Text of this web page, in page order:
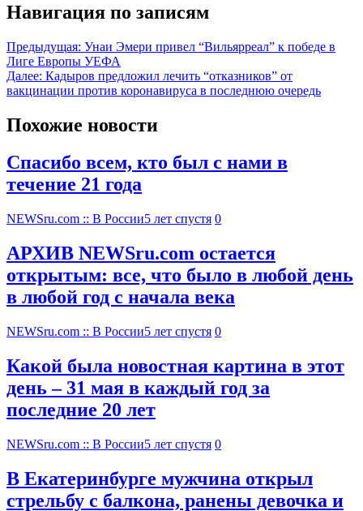
Навигация по записям
Предыдущая: Унаи Эмери привел “Вильярреал” к победе в
Лиге Европы УЕФА
Далее: Кадыров предложил лечить “отказников” от
вакцинации против коронавируса в последнюю очередь
Похожие новости
Спасибо всем, кто был с нами в
течение 21 года
NEWSru.com :: В России5 лет спустя 0
АРХИВ NEWSru.com остается
открытым: все, что было в любой день
в любой год с начала века
NEWSru.com :: В России5 лет спустя 0
Какой была новостная картина в этот
день – 31 мая в каждый год за
последние 20 лет
NEWSru.com :: В России5 лет спустя 0
В Екатеринбурге мужчина открыл
стрельбу с балкона, ранены девочка и